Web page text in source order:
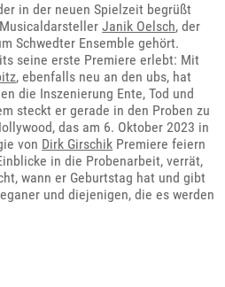
in der neuen Spielzeit begrüßt
MusicaldarstellerJanik Oelsch, der
Schwedter Ensemble gehört.
seine erste Premiere erlebt: Mit
, ebenfalls neu an den ubs, hat
die Inszenierung Ente, Tod und
steckt er gerade in den Proben zu
das am 6. Oktober 2023 in
von Dirk Girschik Premiere feiern
in die Probenarbeit, verrät,
wann er Geburtstag hat und gibt
und diejenigen, die es werden